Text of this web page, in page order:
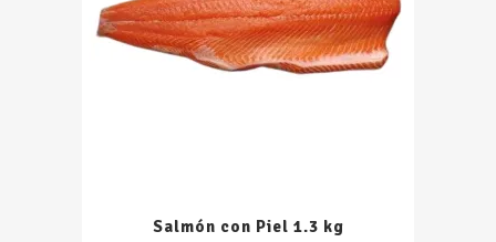
Salmón con Piel 1.3 kg